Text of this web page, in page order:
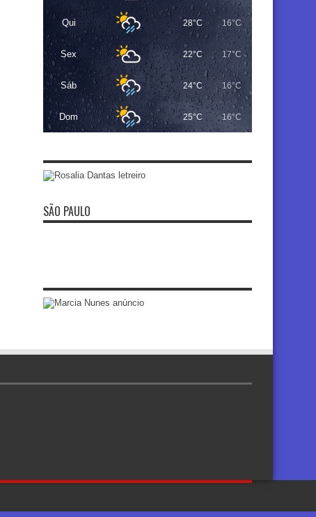
Qui 28°C 16°C
Sex 22°C 17°C
Sáb 24°C 16°C
Dom 25°C 16°C
SÃO PAULO